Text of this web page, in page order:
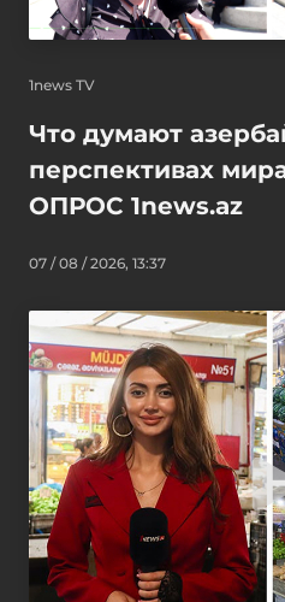
1news TV
Что думают
перспективах
ОПРОС 1news.az
07 / 08 / 2026, 13:37